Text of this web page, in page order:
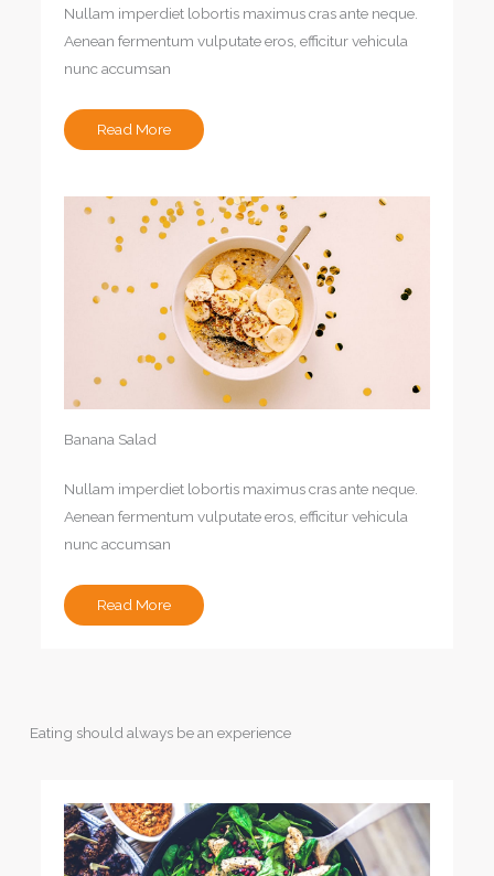
Nullam imperdiet lobortis maximus cras ante neque.
Aenean fermentum vulputate eros, efficitur vehicula
nunc accumsan
Read More
Banana Salad
Nullam imperdiet lobortis maximus cras ante neque.
Aenean fermentum vulputate eros, efficitur vehicula
nunc accumsan
Read More
Eating should always be an experience